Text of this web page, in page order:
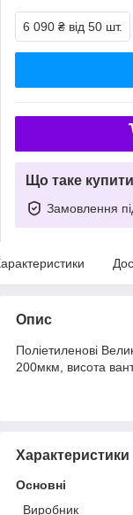
6 090 ₴ від 50 шт.
Що таке
Замовлення
Опис
Поліетиленові
200мкм, висота
Характеристики
Основні
Виробник